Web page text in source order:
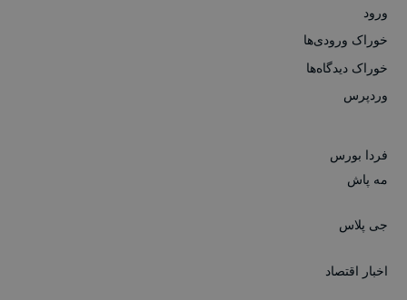
ورود
خوراک ورودی‌ها
خوراک دیدگاه‌ها
وردپرس
فردا بورس
مه پاش
جی پلاس
اخبار اقتصاد